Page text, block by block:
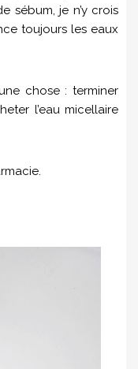
sébum, je n’y crois
toujours les eaux
chose : terminer
l’eau micellaire